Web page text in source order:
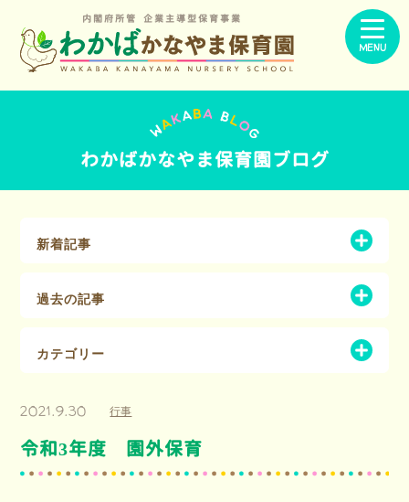
内閣府所管 企業主導型保育事業
MENU
わかばかなやま保育園ブログ
新着記事
過去の記事
カテゴリー
2021.9.30 行事
令和3年度 園外保育